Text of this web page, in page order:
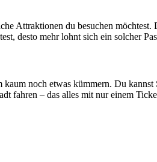
Attraktionen du besuchen möchtest.
desto mehr lohnt sich ein solcher
noch etwas kümmern. Du
fahren – das alles mit nur einem